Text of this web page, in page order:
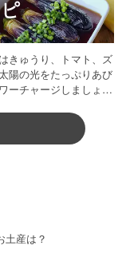
きゅうり、トマト、ズ
陽の光をたっぷりあび
ーチャージしましょう
土産は？